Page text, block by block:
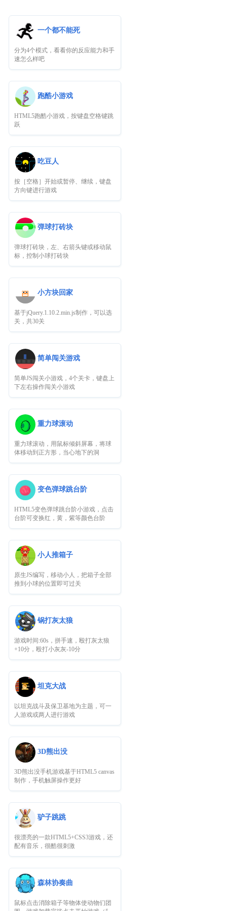
一个都不能死
分为4个模式，看看你的反应能力和手
速怎么样吧
跑酷小游戏
HTML5跑酷小游戏，按键盘空格键跳
跃
吃豆人
按［空格］开始或暂停、继续，键盘
方向键进行游戏
弹球打砖块
弹球打砖块，左、右箭头键或移动鼠
标，控制小球打砖块
小方块回家
基于jQuery.1.10.2.min.js制作，可以选
关，共30关
简单闯关游戏
简单JS闯关小游戏，4个关卡，键盘上
下左右操作闯关小游戏
重力球滚动
重力球滚动，用鼠标倾斜屏幕，将球
体移动到正方形，当心地下的洞
变色弹球跳台阶
HTML5变色弹球跳台阶小游戏，点击
台阶可变换红，黄，紫等颜色台阶
小人推箱子
原生JS编写，移动小人，把箱子全部
推到小球的位置即可过关
锅打灰太狼
游戏时间:60s，拼手速，殴打灰太狼
+10分，殴打小灰灰-10分
坦克大战
以坦克战斗及保卫基地为主题，可一
人游戏或两人进行游戏
3D熊出没
3D熊出没手机游戏基于HTML5 canvas
制作，手机触屏操作更好
驴子跳跳
很漂亮的一款HTML5+CSS3游戏，还
配有音乐，很酷很刺激
森林协奏曲
鼠标点击消除箱子等物体使动物们团